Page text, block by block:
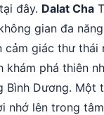
đây. Dalat Cha
gian đa
cảm giác thư thái
khám phá thiên
Bình Dương. Một
nhớ lên trong